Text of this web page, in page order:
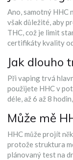
Ano, samotný HHC
však důležité, aby
THC, což je limit
certifikáty kvality
Jak dlouho
Při vaping trvá
použijete HHC v
déle, až 6 až 8
Může mě
HHC může projít
protože struktura
plánovaný test na